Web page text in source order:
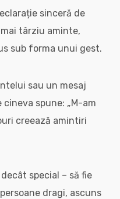
sinceră de
târziu aminte,
sub forma unui gest.
sau un mesaj
spune: „M-am
creează amintiri
special – să fie
dragi, ascuns